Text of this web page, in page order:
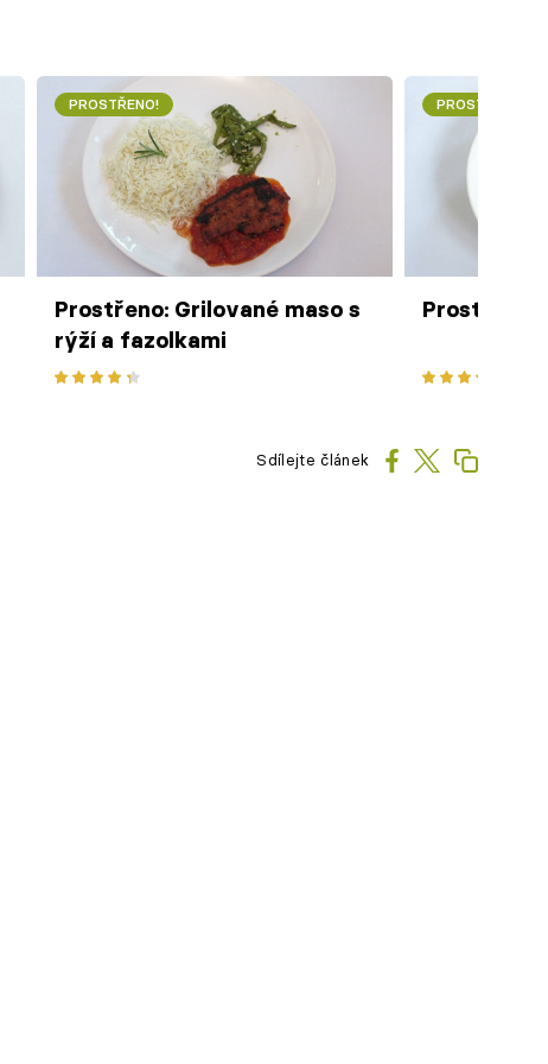
PROSTŘENO!
Prostřeno: Grilované maso s
rýží a fazolkami
PROSTŘENO!
Prostřeno:
Sdílejte článek